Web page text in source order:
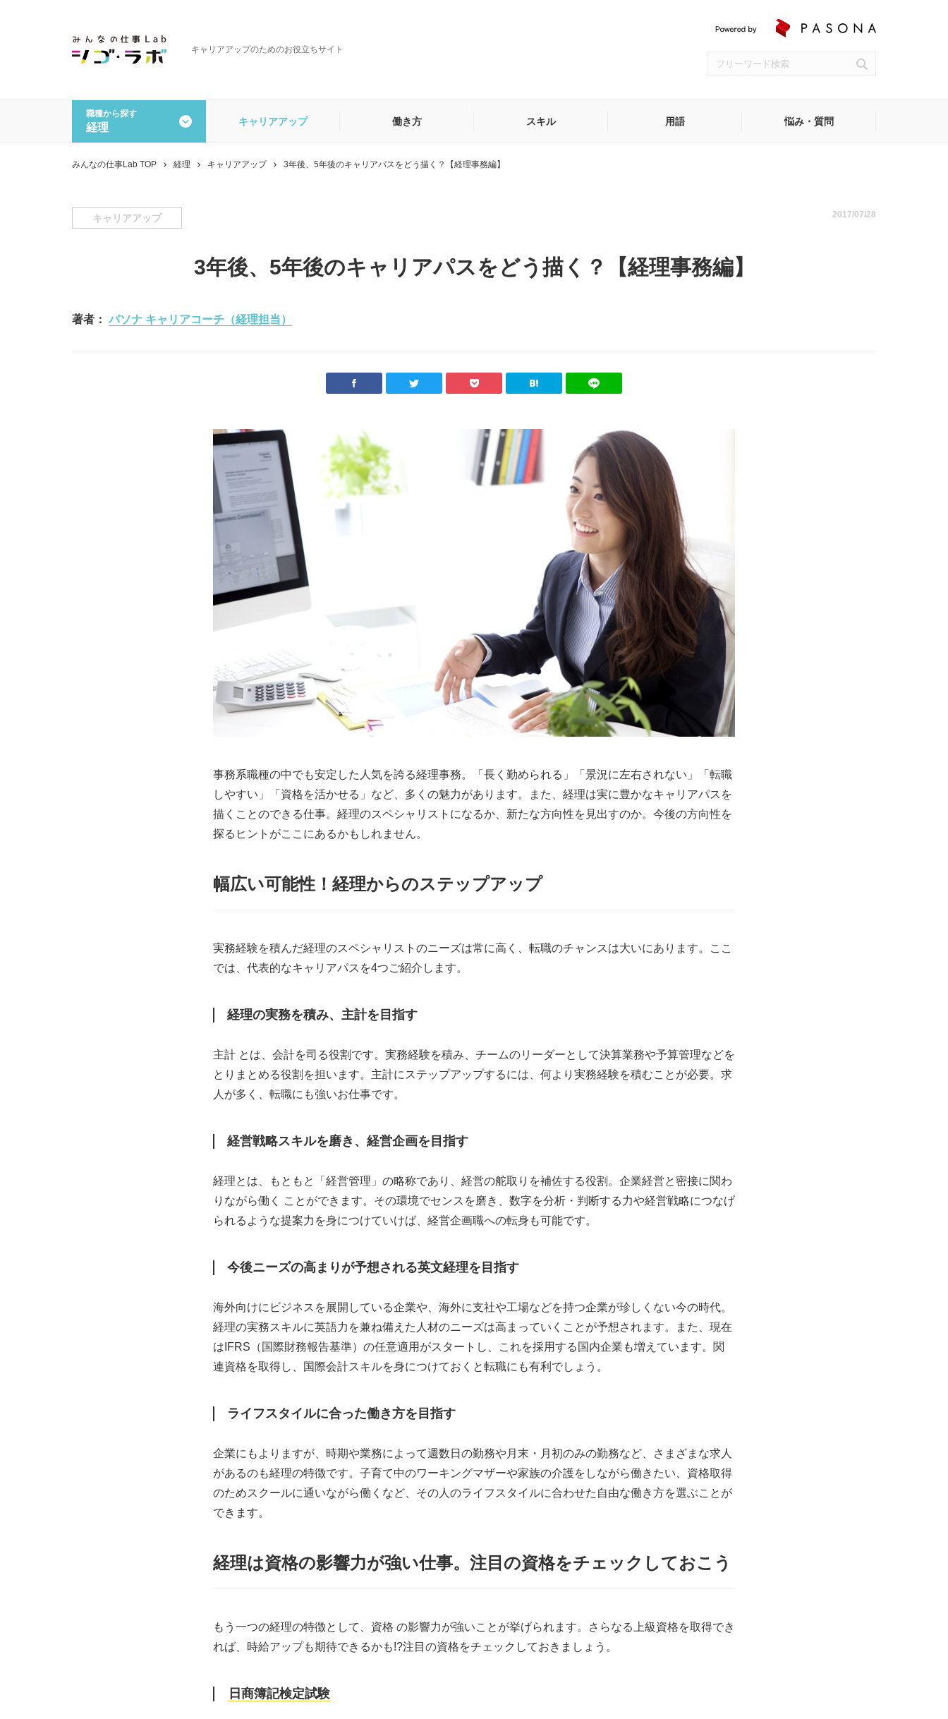
キャリアアップのためのお役立ちサイト
職種から探す
経理
一般事務・営業事務 経理 貿易・海外営業事務
キャリアアップ 働き方 スキル 用語 悩み・質問
みんなの仕事Lab TOP 経理 キャリアアップ 3年後、5年後のキャリアパスをどう描く？【経理事務編】
キャリアアップ 2017/07/28
3年後、5年後のキャリアパスをどう描く？【経理事務編】
著者： パソナ キャリアコーチ（経理担当）
事務系職種の中でも安定した人気を誇る経理事務。「長く勤められる」「景況に左右されない」「転職
しやすい」「資格を活かせる」など、多くの魅力があります。また、経理は実に豊かなキャリアパスを
描くことのできる仕事。経理のスペシャリストになるか、新たな方向性を見出すのか。今後の方向性を
探るヒントがここにあるかもしれません。
幅広い可能性！経理からのステップアップ
実務経験を積んだ経理のスペシャリストのニーズは常に高く、転職のチャンスは大いにあります。ここ
では、代表的なキャリアパスを4つご紹介します。
経理の実務を積み、主計を目指す
主計 とは、会計を司る役割です。実務経験を積み、チームのリーダーとして決算業務や予算管理などを
とりまとめる役割を担います。主計にステップアップするには、何より実務経験を積むことが必要。求
人が多く、転職にも強いお仕事です。
経営戦略スキルを磨き、経営企画を目指す
経理とは、もともと「経営管理」の略称であり、経営の舵取りを補佐する役割。企業経営と密接に関わ
りながら働く ことができます。その環境でセンスを磨き、数字を分析・判断する力や経営戦略につなげ
られるような提案力を身につけていけば、経営企画職への転身も可能です。
今後ニーズの高まりが予想される英文経理を目指す
海外向けにビジネスを展開している企業や、海外に支社や工場などを持つ企業が珍しくない今の時代。
経理の実務スキルに英語力を兼ね備えた人材のニーズは高まっていくことが予想されます。また、現在
はIFRS（国際財務報告基準）の任意適用がスタートし、これを採用する国内企業も増えています。関
連資格を取得し、国際会計スキルを身につけておくと転職にも有利でしょう。
ライフスタイルに合った働き方を目指す
企業にもよりますが、時期や業務によって週数日の勤務や月末・月初のみの勤務など、さまざまな求人
があるのも経理の特徴です。子育て中のワーキングマザーや家族の介護をしながら働きたい、資格取得
のためスクールに通いながら働くなど、その人のライフスタイルに合わせた自由な働き方を選ぶことが
できます。
経理は資格の影響力が強い仕事。注目の資格をチェックしておこう
もう一つの経理の特徴として、資格 の影響力が強いことが挙げられます。さらなる上級資格を取得でき
れば、時給アップも期待できるかも!?注目の資格をチェックしておきましょう。
日商簿記検定試験